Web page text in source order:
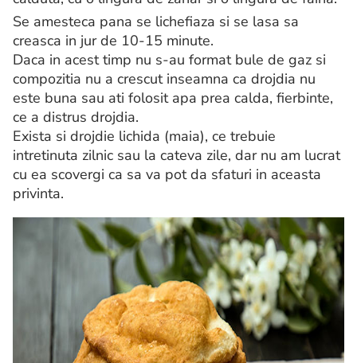
Se amesteca pana se lichefiaza si se lasa sa
creasca in jur de 10-15 minute.
Daca in acest timp nu s-au format bule de gaz si
compozitia nu a crescut inseamna ca drojdia nu
este buna sau ati folosit apa prea calda, fierbinte,
ce a distrus drojdia.
Exista si drojdie lichida (maia), ce trebuie
intretinuta zilnic sau la cateva zile, dar nu am lucrat
cu ea scovergi ca sa va pot da sfaturi in aceasta
privinta.